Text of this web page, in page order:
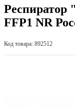
FFP1 NR
Код товара: 892512